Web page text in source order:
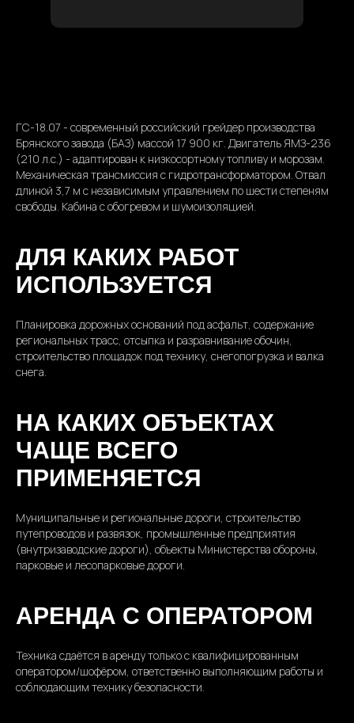
ГС-18.07 - современный российский грейдер производства
Брянского завода (БАЗ) массой 17 900 кг. Двигатель ЯМЗ-236
(210 л.с.) - адаптирован к низкосортному топливу и морозам.
Механическая трансмиссия с гидротрансформатором. Отвал
длиной 3,7 м с независимым управлением по шести степеням
свободы. Кабина с обогревом и шумоизоляцией.
ДЛЯ КАКИХ РАБОТ
ИСПОЛЬЗУЕТСЯ
Планировка дорожных оснований под асфальт, содержание
региональных трасс, отсыпка и разравнивание обочин,
строительство площадок под технику, снегопогрузка и валка
снега.
НА КАКИХ ОБЪЕКТАХ
ЧАЩЕ ВСЕГО
ПРИМЕНЯЕТСЯ
Муниципальные и региональные дороги, строительство
путепроводов и развязок, промышленные предприятия
(внутризаводские дороги), объекты Министерства обороны,
парковые и лесопарковые дороги.
АРЕНДА С ОПЕРАТОРОМ
Техника сдаётся в аренду только с квалифицированным
оператором/шофёром, ответственно выполняющим работы и
соблюдающим технику безопасности.